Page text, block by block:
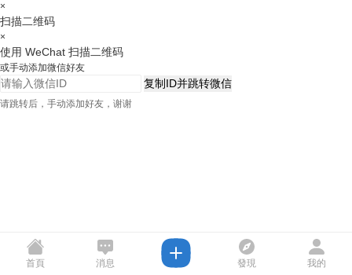
×
扫描二维码
×
使用 WeChat 扫描二维码
或手动添加微信好友
复制ID并跳转微信
请跳转后，手动添加好友，谢谢
首頁 消息 發現 我的